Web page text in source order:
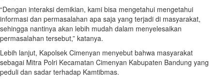
“Dengan interaksi demikian, kami bisa mengetahui mengetahui
informasi dan permasalahan apa saja yang terjadi di masyarakat,
sehingga nantinya akan lebih mudah dalam menyelesaikan
permasalahan tersebut,” katanya.
Lebih lanjut, Kapolsek Cimenyan menyebut bahwa masyarakat
sebagai Mitra Polri Kecamatan Cimenyan Kabupaten Bandung yang
peduli dan sadar terhadap Kamtibmas.